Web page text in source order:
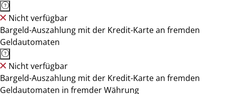
Nicht verfügbar
Bargeld-Auszahlung mit der Kredit-Karte an fremden
Geldautomaten
Nicht verfügbar
Bargeld-Auszahlung mit der Kredit-Karte an fremden
Geldautomaten in fremder Währung